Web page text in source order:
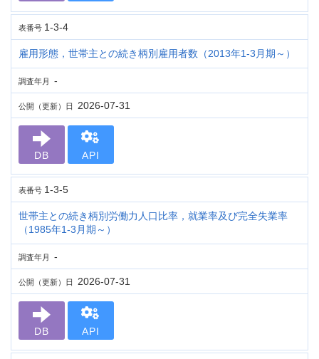
表番号 1-3-4
雇用形態，世帯主との続き柄別雇用者数（2013年1-3月期～）
調査年月 -
公開（更新）日 2026-07-31
DB API
表番号 1-3-5
世帯主との続き柄別労働力人口比率，就業率及び完全失業率
（1985年1-3月期～）
調査年月 -
公開（更新）日 2026-07-31
DB API